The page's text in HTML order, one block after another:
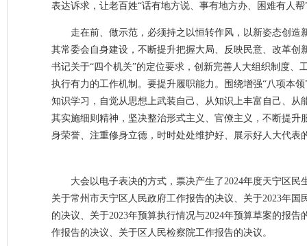
表达诉求，让老百姓“话有地方说、事有地方办、困难有人
走在前、做示范，必须持之以恒转作风，以新姿态创
其常委会自身建设，不断提升把握大局、反映民意、改革
书记关于“四个机关”的定位要求，创新完善人大组织制度
执行有力的工作机制。要提升履职能力。围绕增强“八项本
知识学习，自觉从思想上武装自己、从知识上丰富自己、
其实施细则精神，坚决整治形式主义、官僚主义，不断提
身荣誉、注重修身立德，时时处处维护好、展示好人大代表
大会以电子表决的方式，票决产生了2024年度天宁区
关于常州市天宁区人民政府工作报告的决议、关于2023年
的决议、关于2023年预算执行情况与2024年预算草案的报
作报告的决议、关于区人民检察院工作报告的决议。